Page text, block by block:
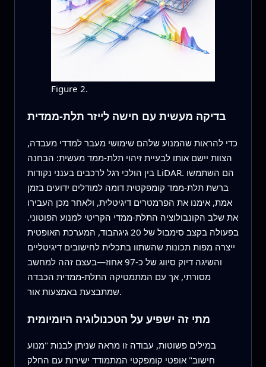
Figure 2.
בדיקה מעשית עם חישה לייזר תלת‑ממדית
כדי להראות שהמנוע שלהם שימושי מעבר למדדי מעבדה,
הצוות יישם אותו לבעיית זיהוי תלת‑ממד מעשית: הבחנה
בין הולכי רגל לרכבים בענני נקודות LiDAR. הם השתמשו
ברשת תלת‑ממד קומפקטית דומה למודלים ידועים בזמן
אמת, אימנו את הפרמטרים דיגיטלית, ולאחר מכן העבירו
את שלב הקונבולוציה התלת‑ממדי הקריטי למנוע הפוטוני.
בפעולה בקצב סימבול של 20 גיגהבוד, המערכת האופטית
ייצרה מפות תכונות שהשתוו בתכלית לחישובים דיגיטליים
והשיגה דיוק סיווג של כ‑97 אחוז—בעצם זהה למחשב
מסורתי, אך עם המתמטיקה התלת‑ממדית הכבדה
שמתבצעת באמצעות אור.
מתי זה ישפיע על הטכנולוגיה היומיומית
במילים פשוטות, עבודה זו מראה שניתן לבנות "מנוע
חישוב" אופטי קומפקטי המתמודד ישירות עם החלק